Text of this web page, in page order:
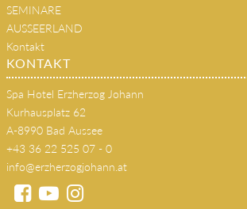
SEMINARE
AUSSEERLAND
Kontakt
KONTAKT
Spa Hotel Erzherzog Johann
Kurhausplatz 62
A-8990 Bad Aussee
+43 36 22 525 07 - 0
info@erzherzogjohann.at